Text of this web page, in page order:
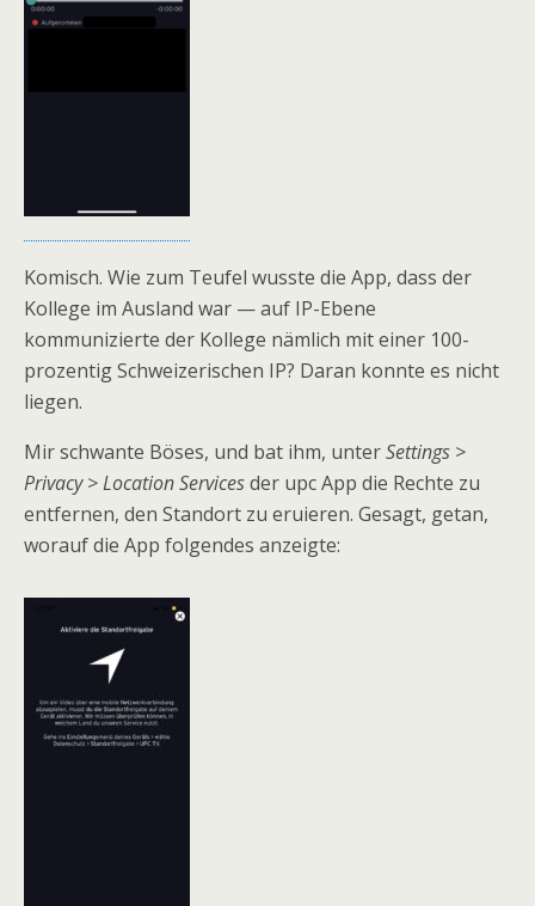
Komisch. Wie zum Teufel wusste die App, dass der
Kollege im Ausland war — auf IP-Ebene
kommunizierte der Kollege nämlich mit einer 100-
prozentig Schweizerischen IP? Daran konnte es nicht
liegen.
Mir schwante Böses, und bat ihm, unterSettings >
Privacy > Location Servicesder upc App die Rechte zu
entfernen, den Standort zu eruieren. Gesagt, getan,
worauf die App folgendes anzeigte: